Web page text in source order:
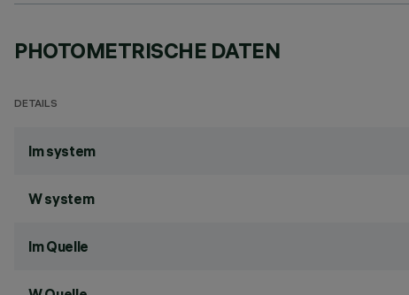
PHOTOMETRISCHE DATEN
DETAILS
lm system
W system
lm Quelle